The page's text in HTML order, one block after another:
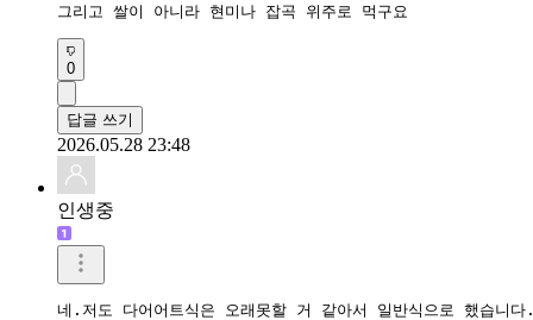
그리고 쌀이 아니라 현미나 잡곡 위주로 먹구요
0
답글 쓰기
2026.05.28 23:48
인생중
네.저도 다어어트식은 오래못할 거 같아서 일반식으로 했습니